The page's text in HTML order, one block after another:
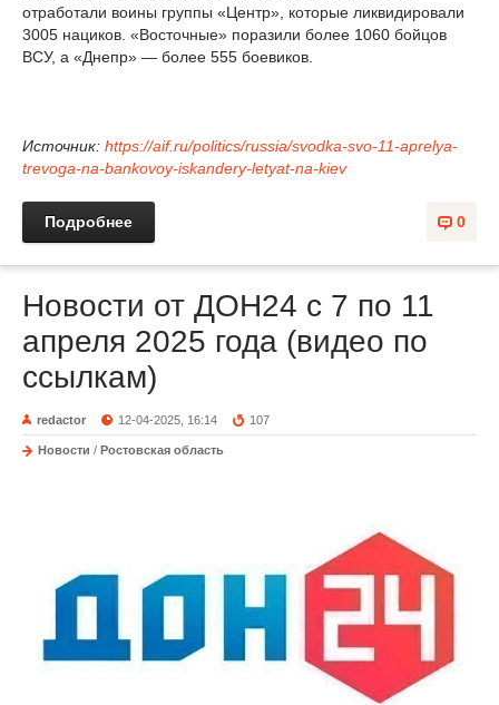
отработали воины группы «Центр», которые ликвидировали
3005 нациков. «Восточные» поразили более 1060 бойцов
ВСУ, а «Днепр» — более 555 боевиков.
Источник: https://aif.ru/politics/russia/svodka-svo-11-aprelya-
trevoga-na-bankovoy-iskandery-letyat-na-kiev
0
Подробнее
Новости от ДОН24 с 7 по 11
апреля 2025 года (видео по
ссылкам)
redactor 12-04-2025, 16:14 107
Новости / Ростовская область